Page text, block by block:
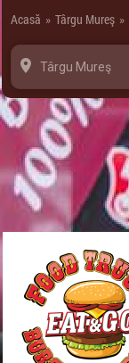
Acasă » Târgu Mureş »
Târgu Mureş